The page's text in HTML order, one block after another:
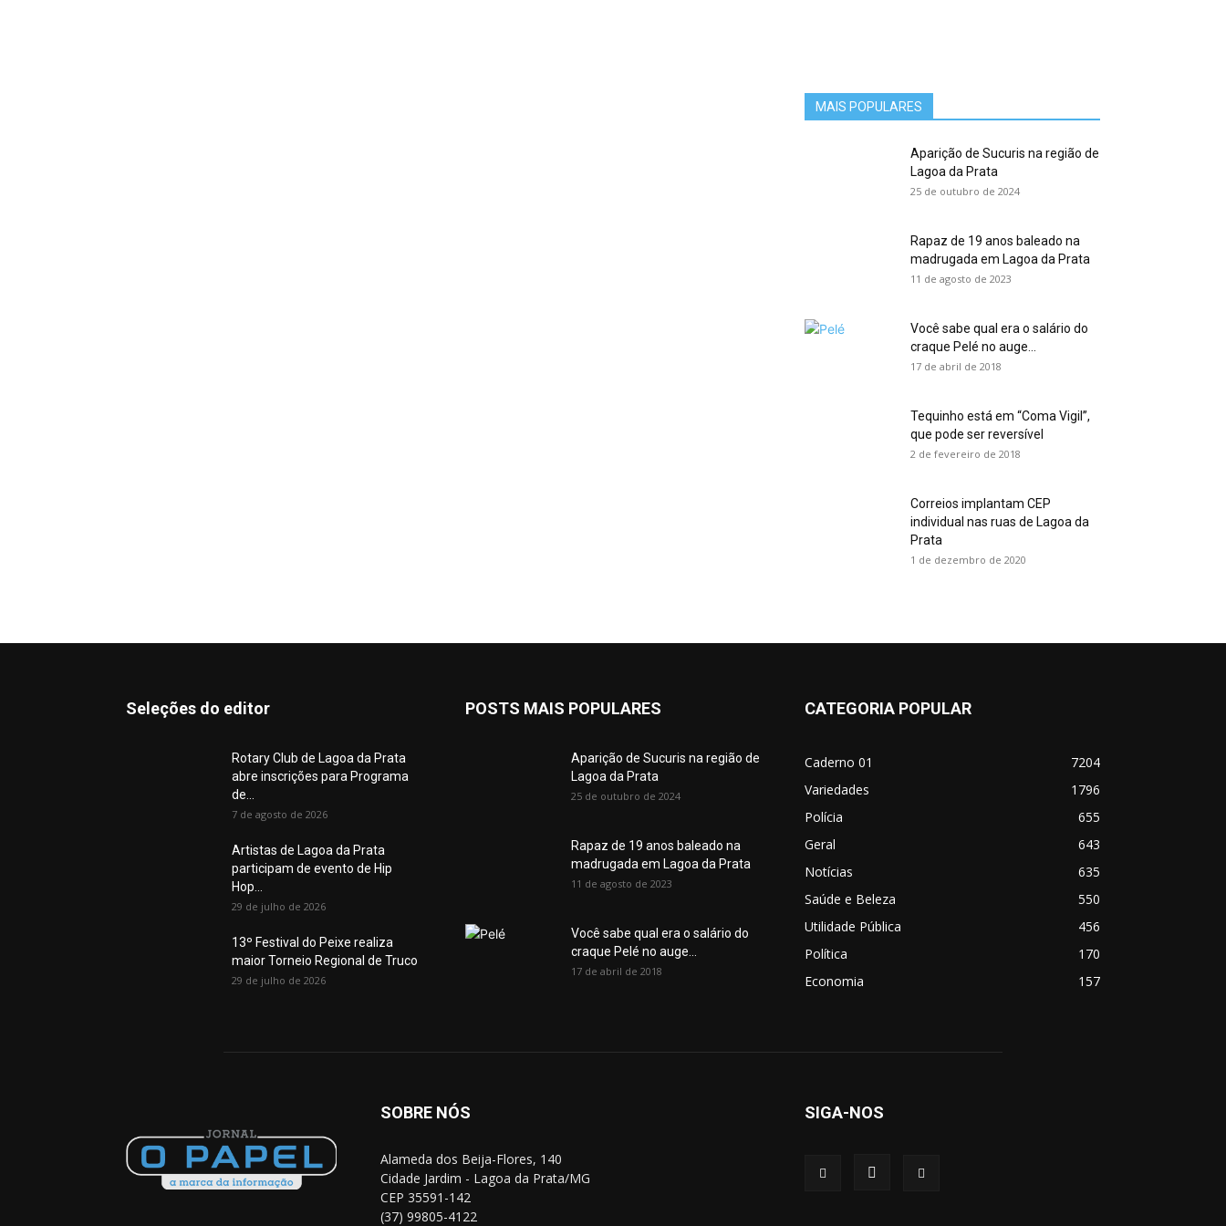
MAIS POPULARES
Aparição de Sucuris na região de
Lagoa da Prata
25 de outubro de 2024
Rapaz de 19 anos baleado na
madrugada em Lagoa da Prata
11 de agosto de 2023
Você sabe qual era o salário do
craque Pelé no auge...
17 de abril de 2018
Tequinho está em “Coma Vigil”,
que pode ser reversível
2 de fevereiro de 2018
Correios implantam CEP
individual nas ruas de Lagoa da
Prata
1 de dezembro de 2020
Seleções do editor
Rotary Club de Lagoa da Prata
abre inscrições para Programa
de...
7 de agosto de 2026
Artistas de Lagoa da Prata
participam de evento de Hip
Hop...
29 de julho de 2026
13º Festival do Peixe realiza
maior Torneio Regional de Truco
29 de julho de 2026
POSTS MAIS POPULARES
Aparição de Sucuris na região de
Lagoa da Prata
25 de outubro de 2024
Rapaz de 19 anos baleado na
madrugada em Lagoa da Prata
11 de agosto de 2023
Você sabe qual era o salário do
craque Pelé no auge...
17 de abril de 2018
CATEGORIA POPULAR
Caderno 01
7204
Variedades
1796
Polícia
655
Geral
643
Notícias
635
Saúde e Beleza
550
Utilidade Pública
456
Política
170
Economia
157
SOBRE NÓS
Alameda dos Beija-Flores, 140
Cidade Jardim - Lagoa da Prata/MG
CEP 35591-142
(37) 99805-4122
SIGA-NOS